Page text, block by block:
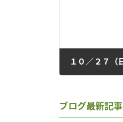
ブログ最新記事